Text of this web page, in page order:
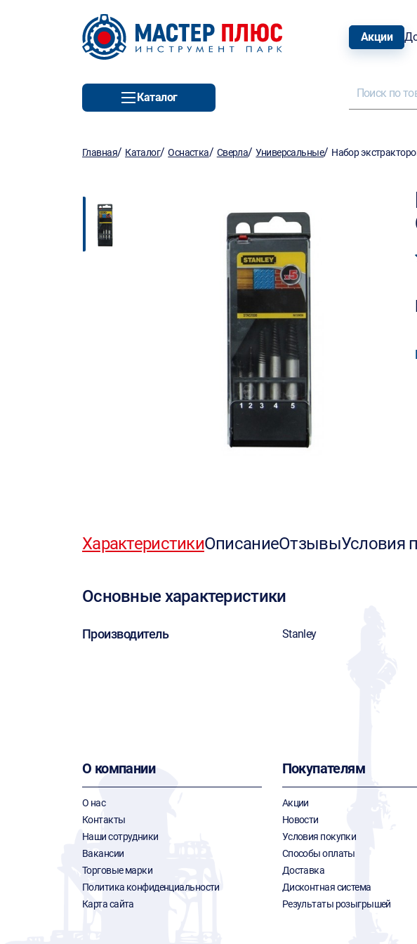
Акции
Каталог
Главная/ Каталог/Оснастка/ Сверла/Универсальные/ Набор
ХарактеристикиОписаниеОтзывыУсловия
Основные характеристики
Производитель Stanley
О компании
О нас
Контакты
Наши сотрудники
Вакансии
Торговые марки
Политика конфиденциальности
Карта сайта
Покупателям
Акции
Новости
Условия покупки
Способы оплаты
Доставка
Дисконтная система
Результаты розыгрышей